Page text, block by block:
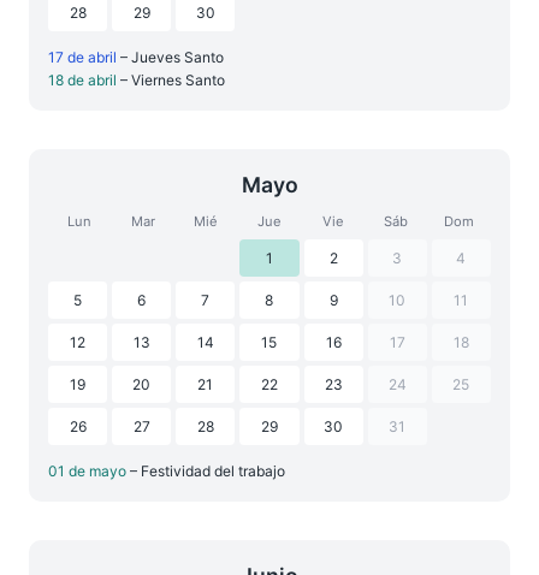
28 29 30
17 de abril – Jueves Santo
18 de abril – Viernes Santo
Mayo
Lun Mar Mié Jue Vie Sáb Dom
1 2 3 4
5 6 7 8 9 10 11
12 13 14 15 16 17 18
19 20 21 22 23 24 25
26 27 28 29 30 31
01 de mayo – Festividad del trabajo